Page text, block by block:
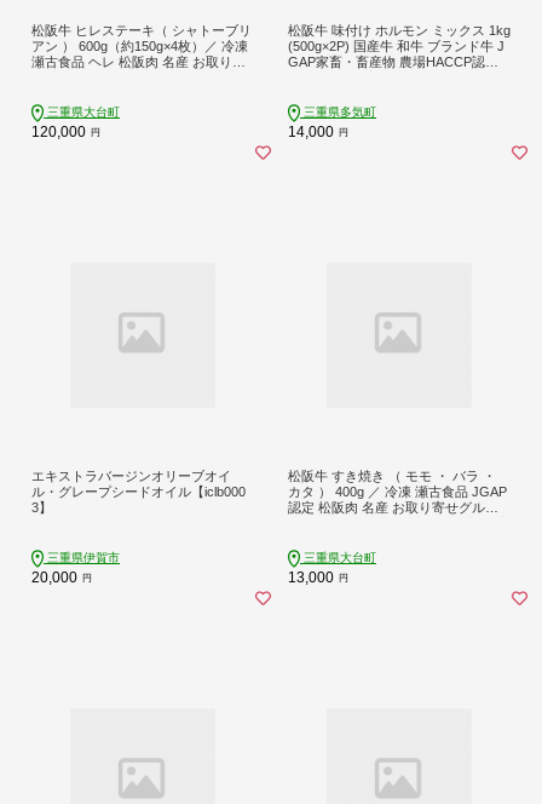
松阪牛 ヒレステーキ（ シャトーブリ
アン ） 600g（約150g×4枚）／ 冷凍
瀬古食品 ヘレ 松阪肉 名産 お取り寄
ブランド牛 ギフト 贈答用 産地直送
松阪 牛 三重県 大台町 (0077)
三重県大台町
120,000 円
松阪牛 味付け ホルモン ミックス 1kg
(500g×2P) 国産牛 和牛 ブランド牛 J
GAP家畜・畜産物 農場HACCP認証
松坂牛 松坂 小腸 大腸 赤千枚 千枚 レ
バー ハツ ミノ ハチノス 自家製味噌
ダレ 炒め物 真空パック 三重県 多気
三重県多気町
14,000 円
エキストラバージンオリーブオイ
ル・グレープシードオイル【iclb000
3】
三重県伊賀市
20,000 円
松阪牛 すき焼き （ モモ ・ バラ ・
カタ ） 400g ／ 冷凍 瀬古食品 JGAP
認定 松阪肉 名産 お取り寄せグルメ
用 ギフト 贈答用 産地直送 松阪 牛 肩
赤身 三重県 大台町 (0071)
三重県大台町
13,000 円